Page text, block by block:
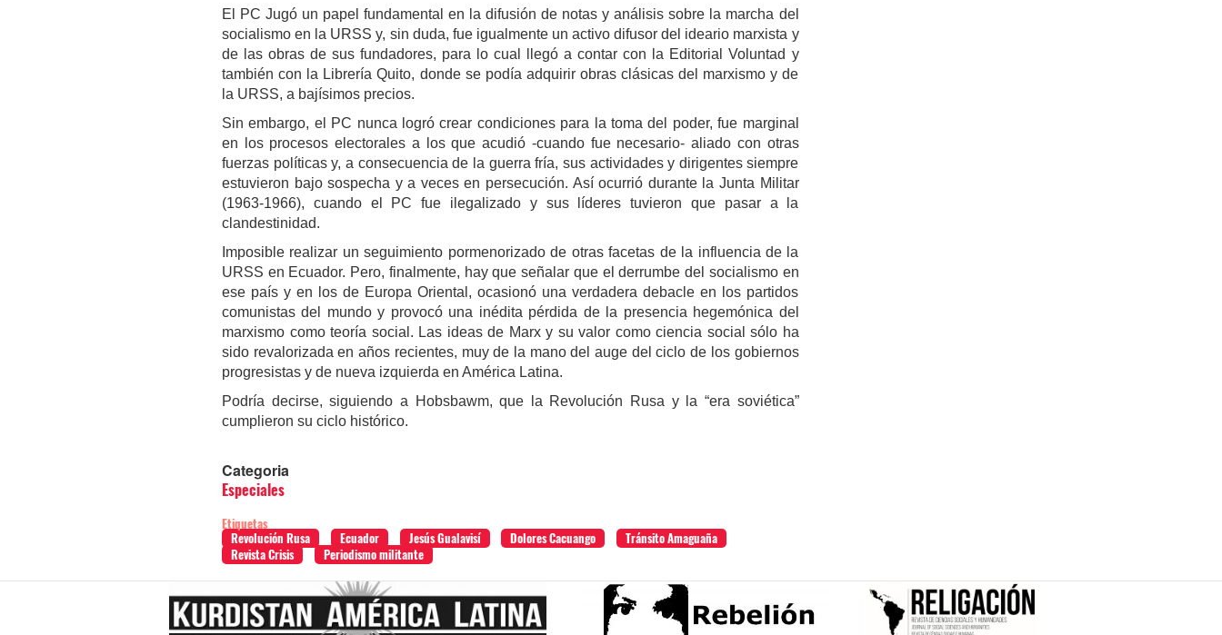
El PC Jugó un papel fundamental en la difusión de notas y análisis sobre la marcha del
socialismo en la URSS y, sin duda, fue igualmente un activo difusor del ideario marxista y
de las obras de sus fundadores, para lo cual llegó a contar con la Editorial Voluntad y
también con la Librería Quito, donde se podía adquirir obras clásicas del marxismo y de
la URSS, a bajísimos precios.
Sin embargo, el PC nunca logró crear condiciones para la toma del poder, fue marginal
en los procesos electorales a los que acudió -cuando fue necesario- aliado con otras
fuerzas políticas y, a consecuencia de la guerra fría, sus actividades y dirigentes siempre
estuvieron bajo sospecha y a veces en persecución. Así ocurrió durante la Junta Militar
(1963-1966), cuando el PC fue ilegalizado y sus líderes tuvieron que pasar a la
clandestinidad.
Imposible realizar un seguimiento pormenorizado de otras facetas de la influencia de la
URSS en Ecuador. Pero, finalmente, hay que señalar que el derrumbe del socialismo en
ese país y en los de Europa Oriental, ocasionó una verdadera debacle en los partidos
comunistas del mundo y provocó una inédita pérdida de la presencia hegemónica del
marxismo como teoría social. Las ideas de Marx y su valor como ciencia social sólo ha
sido revalorizada en años recientes, muy de la mano del auge del ciclo de los gobiernos
progresistas y de nueva izquierda en América Latina.
Podría decirse, siguiendo a Hobsbawm, que la Revolución Rusa y la “era soviética”
cumplieron su ciclo histórico.
Categoria
Especiales
Etiquetas
Revolución Rusa
Ecuador Jesús Gualavisí Dolores Cacuango
Tránsito Amaguaña
Revista Crisis
Periodismo militante